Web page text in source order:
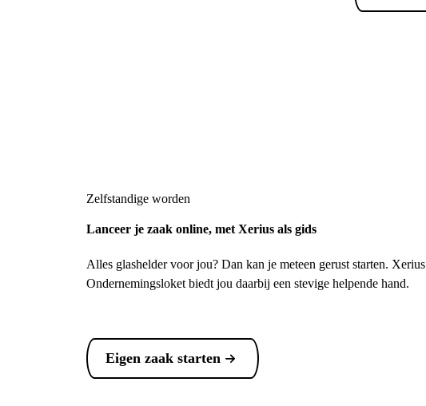
Zelfstandige worden
Lanceer je zaak online, met Xerius als gids
Alles glashelder voor jou? Dan kan je meteen gerust starten. Xerius
Ondernemingsloket biedt jou daarbij een stevige helpende hand.
Eigen zaak starten